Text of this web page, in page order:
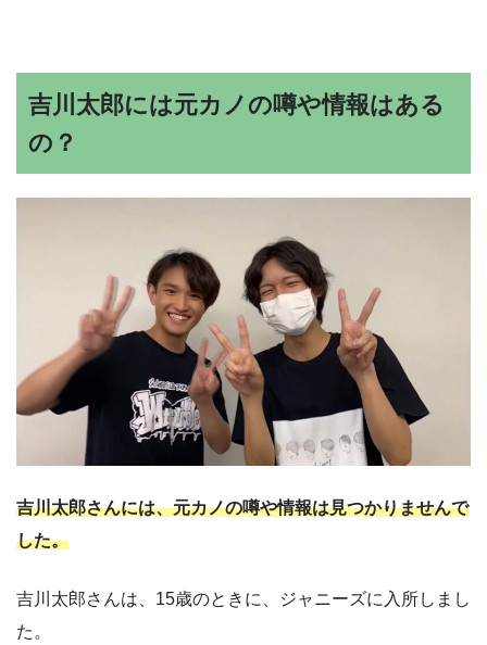
吉川太郎には元カノの噂や情報はある
の？
吉川太郎さんには、元カノの噂や情報は見つかりませんで
した。
吉川太郎さんは、15歳のときに、ジャニーズに入所しまし
た。